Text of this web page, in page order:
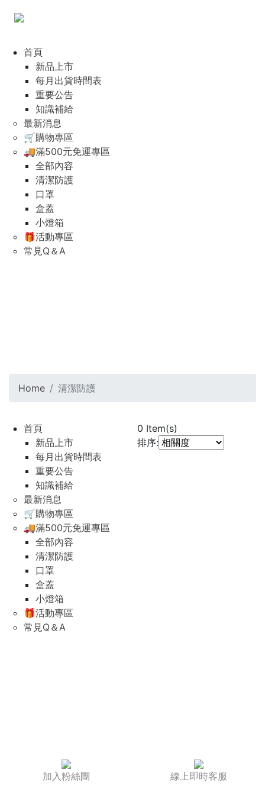
首頁
新品上市
每月出貨時間表
重要公告
知識補給
最新消息
🛒購物專區
🚚滿500元免運專區
全部內容
清潔防護
口罩
盒蓋
小燈箱
🎁活動專區
常見Q＆A
Home 清潔防護
首頁
新品上市
每月出貨時間表
重要公告
知識補給
最新消息
🛒購物專區
🚚滿500元免運專區
全部內容
清潔防護
口罩
盒蓋
小燈箱
🎁活動專區
常見Q＆A
0 Item(s)
排序:
加入粉絲團 線上即時客服